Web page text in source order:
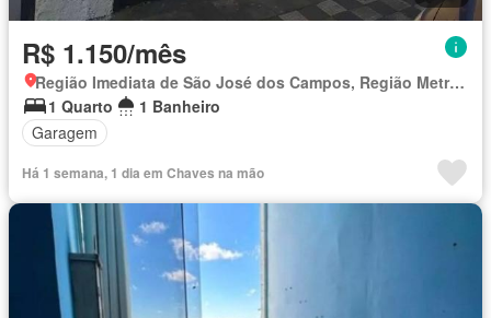
R$ 1.150/mês
Região Imediata de São José dos Campos, Região Metropolitana do Vale do Paraíba e Litoral Norte
1 Quarto
1 Banheiro
Garagem
Há 1 semana, 1 dia em Chaves na mão